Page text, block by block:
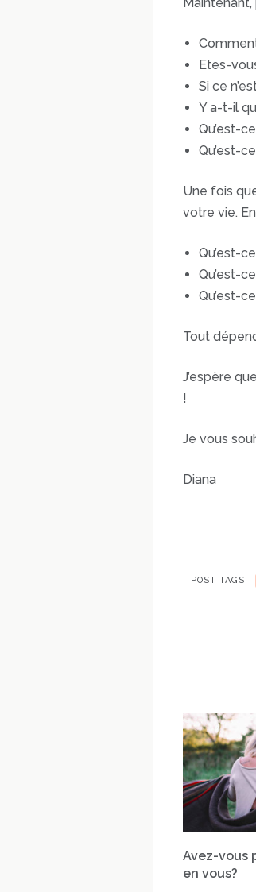
Etes-
Si ce
Y a-t-il
Qu’est-
Qu’est-
Une fois
votre vie.
Qu’est-
Qu’est-
Qu’est-
Tout
J’espère
!
Je vous
Diana
POST TAGS
Avez-vous
en vous?